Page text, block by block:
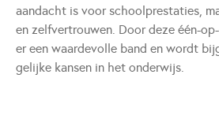
aandacht is voor schoolprestaties,
en zelfvertrouwen. Door deze één-
er een waardevolle band en wordt
gelijke kansen in het onderwijs.